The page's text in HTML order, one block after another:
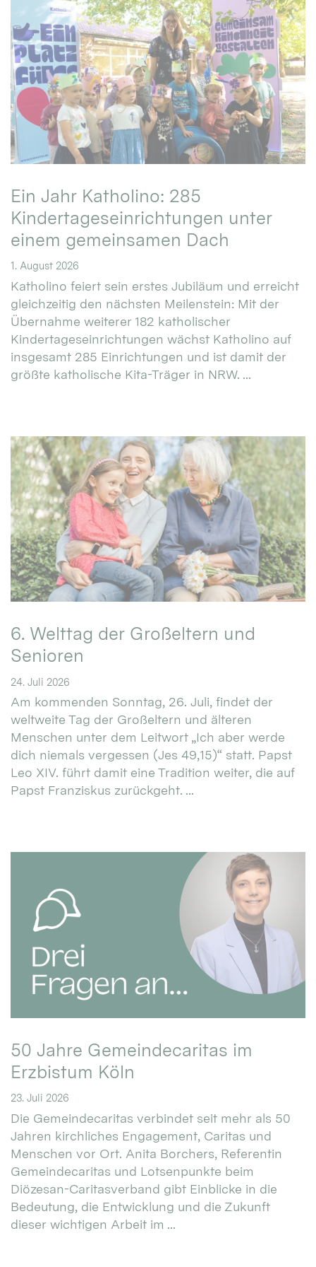
Ein Jahr Katholino: 285
Kindertageseinrichtungen unter
einem gemeinsamen Dach
1. August 2026
Katholino feiert sein erstes Jubiläum und erreicht
gleichzeitig den nächsten Meilenstein: Mit der
Übernahme weiterer 182 katholischer
Kindertageseinrichtungen wächst Katholino auf
insgesamt 285 Einrichtungen und ist damit der
größte katholische Kita-Träger in NRW. ...
6. Welttag der Großeltern und
Senioren
24. Juli 2026
Am kommenden Sonntag, 26. Juli, findet der
weltweite Tag der Großeltern und älteren
Menschen unter dem Leitwort „Ich aber werde
dich niemals vergessen (Jes 49,15)“ statt. Papst
Leo XIV. führt damit eine Tradition weiter, die auf
Papst Franziskus zurückgeht. ...
50 Jahre Gemeindecaritas im
Erzbistum Köln
23. Juli 2026
Die Gemeindecaritas verbindet seit mehr als 50
Jahren kirchliches Engagement, Caritas und
Menschen vor Ort. Anita Borchers, Referentin
Gemeindecaritas und Lotsenpunkte beim
Diözesan-Caritasverband gibt Einblicke in die
Bedeutung, die Entwicklung und die Zukunft
dieser wichtigen Arbeit im ...